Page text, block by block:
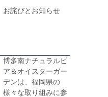
お詫びとお知らせ
博多南ナチュラルビ
ア＆オイスターガー
デンは、福岡県の
様々な取り組みに参